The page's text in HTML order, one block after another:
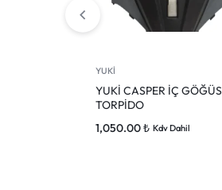
YUKİ
YUKİ CASPER İÇ GÖĞÜS
TORPİDO
1,050.00₺ Kdv Dahil